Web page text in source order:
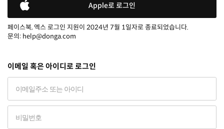
Apple로 로그인
페이스북, 엑스 로그인 지원이 2024년 7월 1일자로 종료되었습니다.
문의: help@donga.com
이메일 혹은 아이디로 로그인